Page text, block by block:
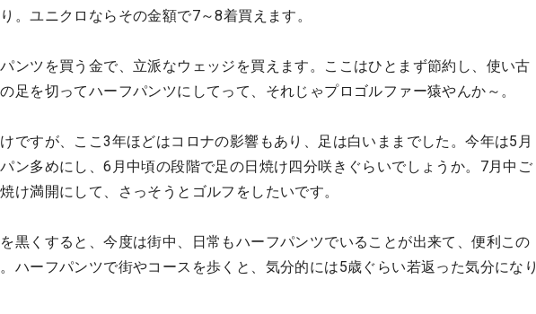
。ユニクロならその金額で7～8着買えます。
ンツを買う金で、立派なウェッジを買えます。ここはひとまず節約し、使い古
足を切ってハーフパンツにしてって、それじゃプロゴルファー猿やんか～。
ですが、ここ3年ほどはコロナの影響もあり、足は白いままでした。今年は5月
ン多めにし、6月中頃の段階で足の日焼け四分咲きぐらいでしょうか。7月中ご
け満開にして、さっそうとゴルフをしたいです。
黒くすると、今度は街中、日常もハーフパンツでいることが出来て、便利この
ハーフパンツで街やコースを歩くと、気分的には5歳ぐらい若返った気分になり